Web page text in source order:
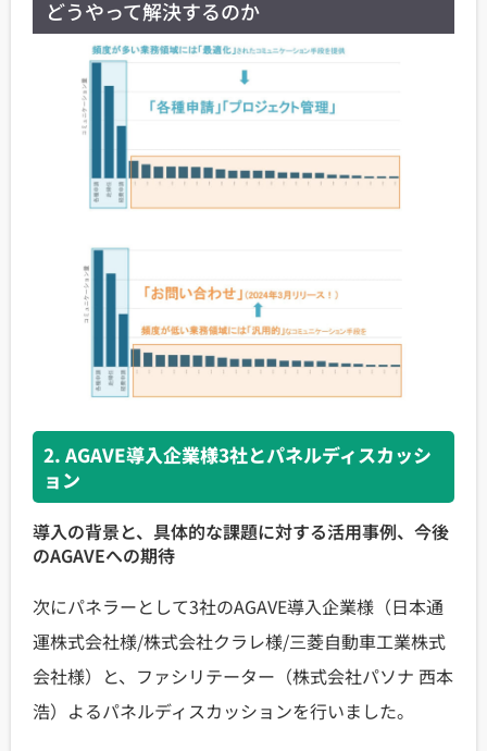
どうやって解決するのか
2. AGAVE導入企業様3社とパネルディスカッシ
ョン
導入の背景と、具体的な課題に対する活用事例、今後
のAGAVEへの期待
次にパネラーとして3社のAGAVE導入企業様（日本通
運株式会社様/株式会社クラレ様/三菱自動車工業株式
会社様）と、ファシリテーター（株式会社パソナ 西本
浩）よるパネルディスカッションを行いました。